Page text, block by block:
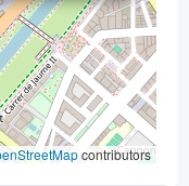
contributors